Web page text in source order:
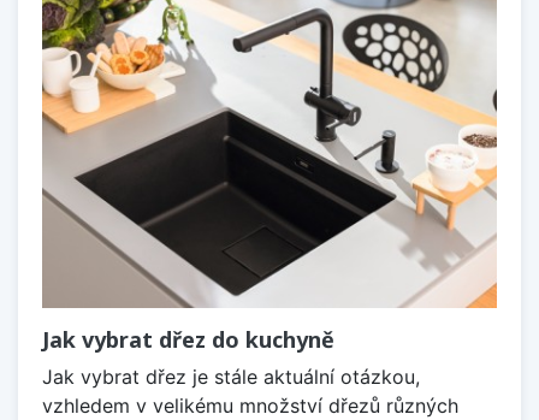
Jak vybrat dřez do kuchyně
Jak vybrat dřez je stále aktuální otázkou,
vzhledem v velikému množství dřezů různých